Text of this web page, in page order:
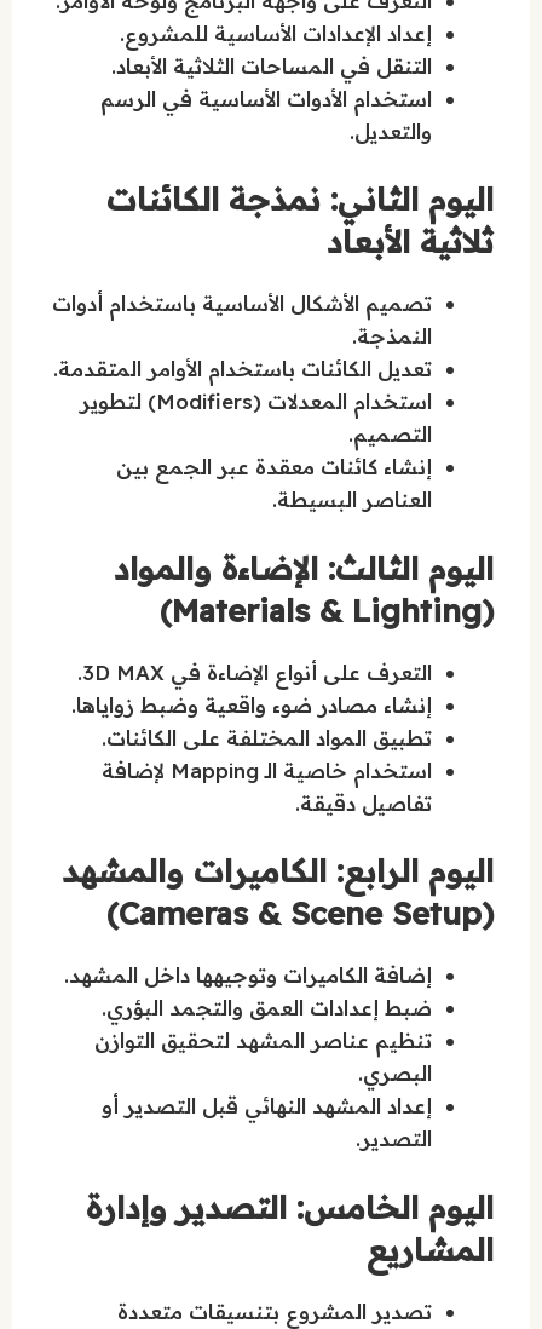
إعداد الإعدادات الأساسية للمشروع.
التنقل في المساحات الثلاثية الأبعاد.
استخدام الأدوات الأساسية في الرسم
والتعديل.
اليوم الثاني: نمذجة الكائنات
ثلاثية الأبعاد
تصميم الأشكال الأساسية باستخدام أدوات
النمذجة.
تعديل الكائنات باستخدام الأوامر المتقدمة.
استخدام المعدلات (Modifiers) لتطوير
التصميم.
إنشاء كائنات معقدة عبر الجمع بين
العناصر البسيطة.
اليوم الثالث: الإضاءة والمواد
(Materials & Lighting)
التعرف على أنواع الإضاءة في 3D MAX.
إنشاء مصادر ضوء واقعية وضبط زواياها.
تطبيق المواد المختلفة على الكائنات.
استخدام خاصية الـ Mapping لإضافة
تفاصيل دقيقة.
اليوم الرابع: الكاميرات والمشهد
(Cameras & Scene Setup)
إضافة الكاميرات وتوجيهها داخل المشهد.
ضبط إعدادات العمق والتجمد البؤري.
تنظيم عناصر المشهد لتحقيق التوازن
البصري.
إعداد المشهد النهائي قبل التصدير أو
التصدير.
اليوم الخامس: التصدير وإدارة
المشاريع
تصدير المشروع بتنسيقات متعددة